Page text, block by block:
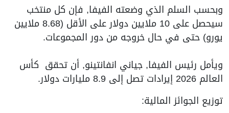
وبحسب السلم الذي وضعته الفيفا, فإن كل منتخب
سيحصل على 10 ملايين دولار على الأقل (8.68 ملايين
يورو) حتى في حال خروجه من دور المجموعات.
ويأمل رئيس الفيفا, جياني انفانتينو, أن تحقق كأس
العالم 2026 إيرادات تصل إلى 8.9 مليارات دولار.
توزيع الجوائز المالية: